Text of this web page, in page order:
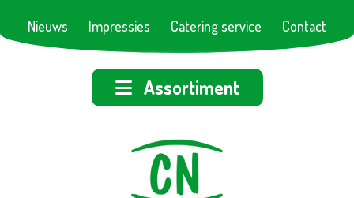
Nieuws Impressies Catering service Contact
Assortiment